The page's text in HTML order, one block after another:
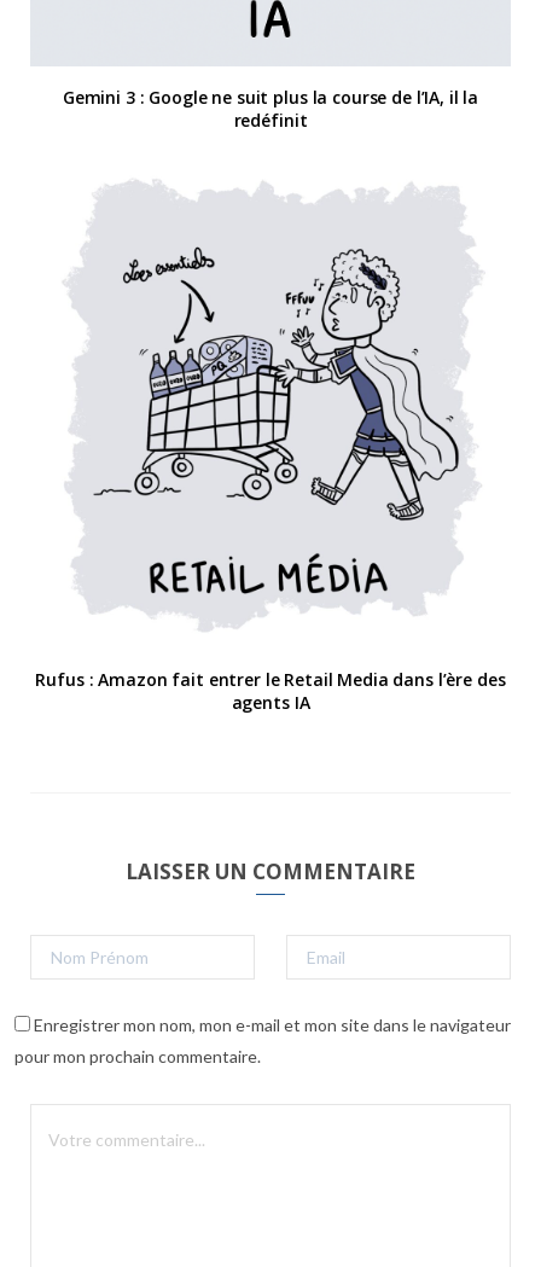
Gemini 3 : Google ne suit plus la course de l’IA, il la
redéfinit
Rufus : Amazon fait entrer le Retail Media dans l’ère des
agents IA
LAISSER UN COMMENTAIRE
Enregistrer mon nom, mon e-mail et mon site dans le navigateur
pour mon prochain commentaire.